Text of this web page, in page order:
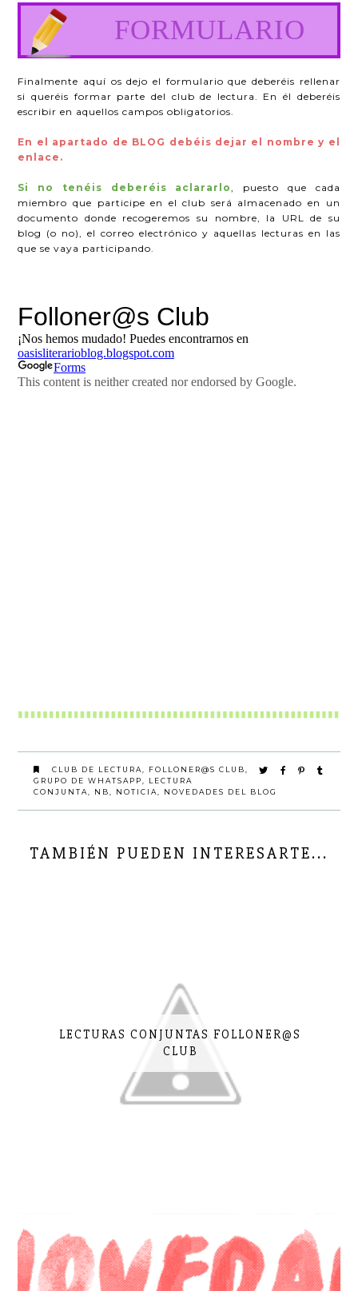
FORMULARIO
Finalmente aquí os dejo el formulario que deberéis rellenar
si queréis formar parte del club de lectura. En él deberéis
escribir en aquellos campos obligatorios.
En el apartado de BLOG debéis dejar el nombre y el
enlace.
Si no tenéis deberéis aclararlo, puesto que cada
miembro que participe en el club será almacenado en un
documento donde recogeremos su nombre, la URL de su
blog (o no), el correo electrónico y aquellas lecturas en las
que se vaya participando.
CLUB DE LECTURA, FOLLONER@S CLUB,
GRUPO DE WHATSAPP,
LECTURA
CONJUNTA, NB, NOTICIA, NOVEDADES DEL BLOG
TAMBIÉN PUEDEN INTERESARTE...
LECTURAS CONJUNTAS FOLLONER@S
CLUB